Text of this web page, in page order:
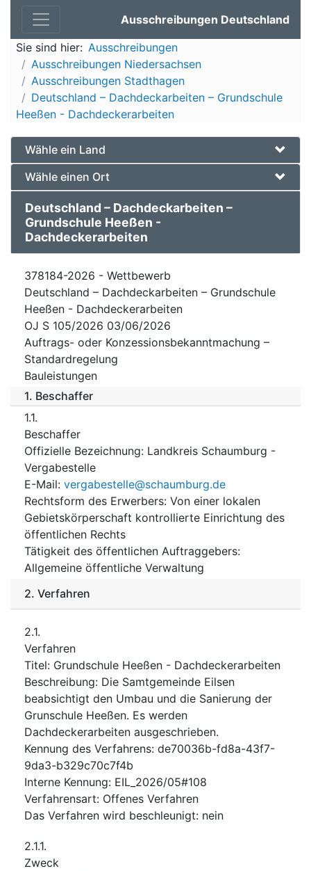
Ausschreibungen Deutschland
Sie sind hier: Ausschreibungen
Ausschreibungen Niedersachsen
Ausschreibungen Stadthagen
Deutschland – Dachdeckarbeiten – Grundschule
Heeßen - Dachdeckerarbeiten
Wähle ein Land
Wähle einen Ort
Deutschland – Dachdeckarbeiten –
Grundschule Heeßen -
Dachdeckerarbeiten
378184-2026 - Wettbewerb
Deutschland – Dachdeckarbeiten – Grundschule
Heeßen - Dachdeckerarbeiten
OJ S 105/2026 03/06/2026
Auftrags- oder Konzessionsbekanntmachung –
Standardregelung
Bauleistungen
1. Beschaffer
1.1.
Beschaffer
Offizielle Bezeichnung: Landkreis Schaumburg -
Vergabestelle
E-Mail: vergabestelle@schaumburg.de
Rechtsform des Erwerbers: Von einer lokalen
Gebietskörperschaft kontrollierte Einrichtung des
öffentlichen Rechts
Tätigkeit des öffentlichen Auftraggebers:
Allgemeine öffentliche Verwaltung
2. Verfahren
2.1.
Verfahren
Titel: Grundschule Heeßen - Dachdeckerarbeiten
Beschreibung: Die Samtgemeinde Eilsen
beabsichtigt den Umbau und die Sanierung der
Grunschule Heeßen. Es werden
Dachdeckerarbeiten ausgeschrieben.
Kennung des Verfahrens: de70036b-fd8a-43f7-
9da3-b329c70c7f4b
Interne Kennung: EIL_2026/05#108
Verfahrensart: Offenes Verfahren
Das Verfahren wird beschleunigt: nein
2.1.1.
Zweck